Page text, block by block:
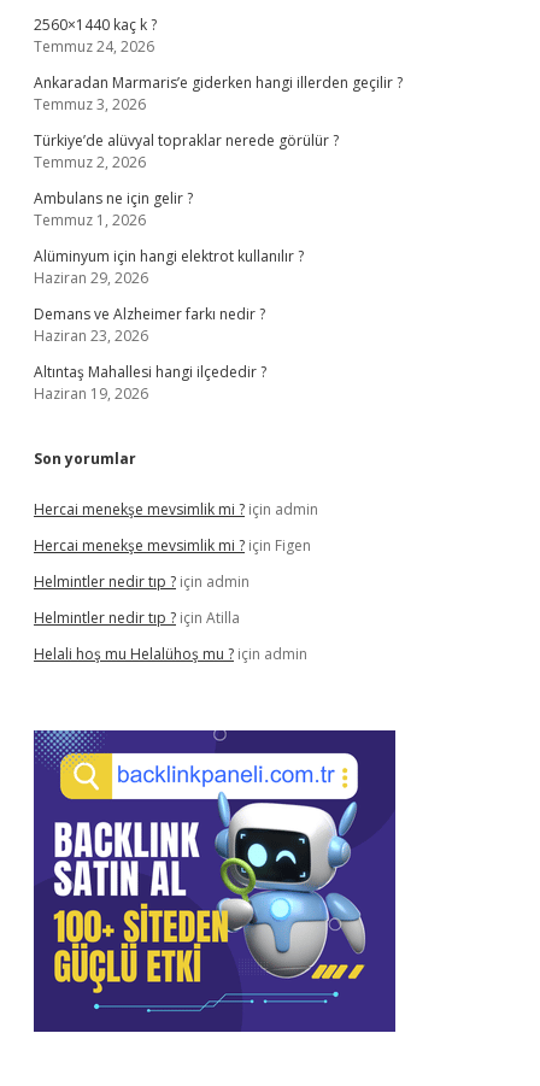
2560×1440 kaç k ?
Temmuz 24, 2026
Ankaradan Marmaris’e giderken hangi illerden geçilir ?
Temmuz 3, 2026
Türkiye’de alüvyal topraklar nerede görülür ?
Temmuz 2, 2026
Ambulans ne için gelir ?
Temmuz 1, 2026
Alüminyum için hangi elektrot kullanılır ?
Haziran 29, 2026
Demans ve Alzheimer farkı nedir ?
Haziran 23, 2026
Altıntaş Mahallesi hangi ilçededir ?
Haziran 19, 2026
Son yorumlar
Hercai menekşe mevsimlik mi ? için admin
Hercai menekşe mevsimlik mi ? için Figen
Helmintler nedir tıp ? için admin
Helmintler nedir tıp ? için Atilla
Helali hoş mu Helalühoş mu ? için admin